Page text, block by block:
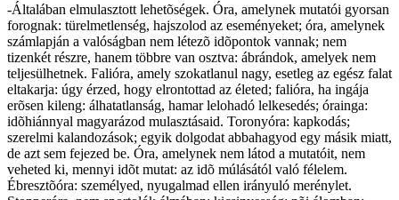
-Általában elmulasztott lehetõségek. Óra, amelynek mutatói gyorsan
forognak: türelmetlenség, hajszolod az eseményeket; óra, amelynek
számlapján a valóságban nem létezõ idõpontok vannak; nem
tizenkét részre, hanem többre van osztva: ábrándok, amelyek nem
teljesülhetnek. Falióra, amely szokatlanul nagy, esetleg az egész falat
eltakarja: úgy érzed, hogy elrontottad az életed; falióra, ha ingája
erõsen kileng: álhatatlanság, hamar lelohadó lelkesedés; órainga:
idõhiánnyal magyarázod mulasztásaid. Toronyóra: kapkodás;
szerelmi kalandozások; egyik dolgodat abbahagyod egy másik miatt,
de azt sem fejezed be. Óra, amelynek nem látod a mutatóit, nem
veheted ki, mennyi idõt mutat: az idõ múlásától való félelem.
Ébresztõóra: személyed, nyugalmad ellen irányuló merénylet.